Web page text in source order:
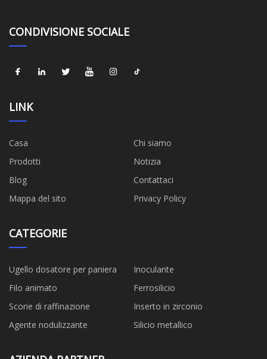
CONDIVISIONE SOCIALE
LINK
Casa
Chi siamo
Prodotti
Notizia
Blog
Contattaci
Mappa del sito
Privacy Policy
CATEGORIE
Ugello dosatore per paniera
Inoculante
Filo animato
Ferrosilicio
Scorie di raffinazione
Inserto in zirconio
Agente nodulizzante
Silicio metallico